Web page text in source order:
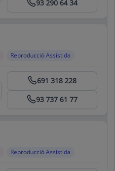
93 290 64 34
Reproducció Assistida
691 318 228
93 737 61 77
Reproducció Assistida